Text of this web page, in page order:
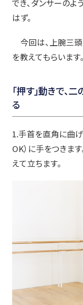
でき、ダンサーのよ
はず。
今回は、上腕三
を教えてもらいます。
「押す」動きで
る
1.手首を直角に曲げ
OK）に手をつきま
えて立ちます。